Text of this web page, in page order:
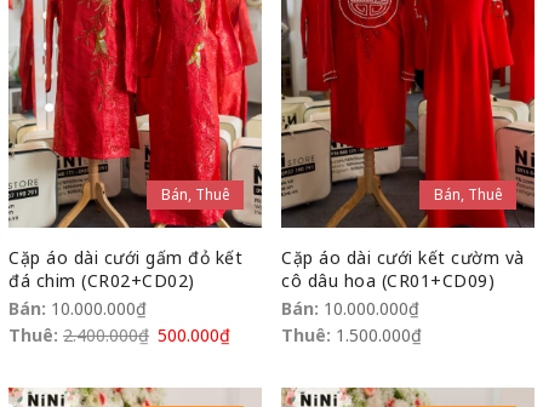
Bán, Thuê
Cặp áo dài cưới gấm đỏ kết
đá chim (CR02+CD02)
Bán: 10.000.000₫
Thuê: 2.400.000₫ 500.000₫
Bán, Thuê
Cặp áo dài cưới kết cườm và
cô dâu hoa (CR01+CD09)
Bán: 10.000.000₫
Thuê: 1.500.000₫